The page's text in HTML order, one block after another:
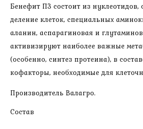
Бенефит ПЗ состоит из
деление клеток, специальных
аланин, аспарагиновая и
активизируют наиболее важные
(особенно, синтез протеина), в
кофакторы, необходимые для
Производитель Валагро.
Состав